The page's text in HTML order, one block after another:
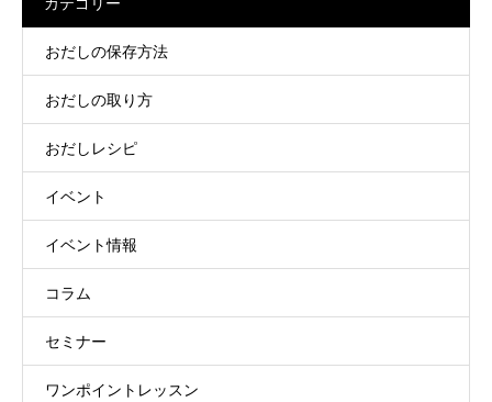
おだしの保存方法
おだしの取り方
おだしレシピ
イベント
イベント情報
コラム
セミナー
ワンポイントレッスン